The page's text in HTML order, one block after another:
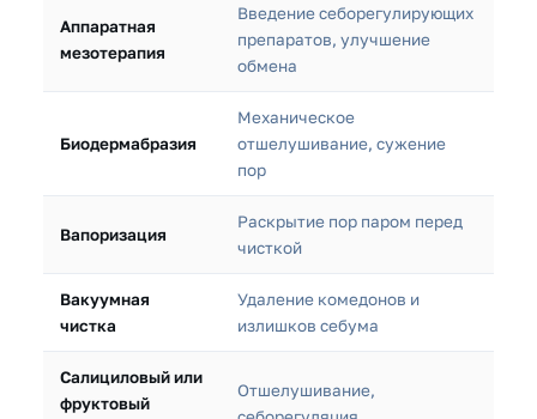
Аппаратная
мезотерапия
Введение себорегулирующих
препаратов, улучшение
обмена
Биодермабразия
Механическое
отшелушивание, сужение
пор
Вапоризация
Раскрытие пор паром перед
чисткой
Вакуумная
чистка
Удаление комедонов и
излишков себума
Салициловый или
фруктовый
Отшелушивание,